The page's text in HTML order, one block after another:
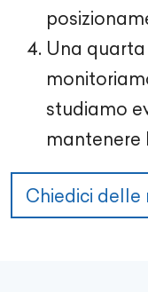
Una quarta
studiamo
mantenere
Chiedici delle